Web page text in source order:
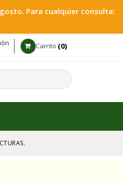
Para cualquier consulta:
Carrito 0